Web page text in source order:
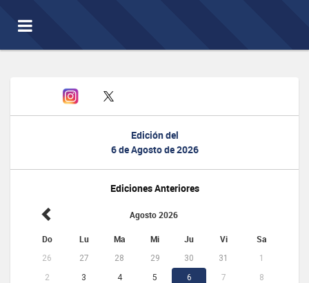
Toggle
navigation
Edición del
6 de Agosto de 2026
Ediciones Anteriores
Agosto 2026
Do Lu Ma Mi Ju Vi Sa
26 27 28 29 30 31
1
2
3 4 5 6 7
8